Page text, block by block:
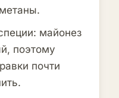
майонез
поэтому
почти